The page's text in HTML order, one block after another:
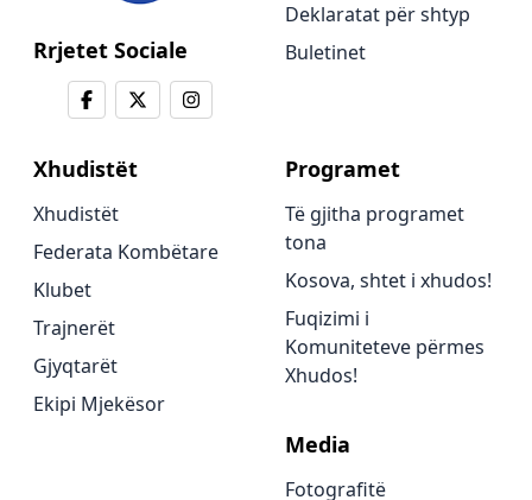
Rrjetet Sociale
Deklaratat për shtyp
Buletinet
Xhudistët
Xhudistët
Federata Kombëtare
Klubet
Trajnerët
Gjyqtarët
Ekipi Mjekësor
Programet
Të gjitha programet
tona
Kosova, shtet i xhudos!
Fuqizimi i
Komuniteteve përmes
Xhudos!
Media
Fotografitë